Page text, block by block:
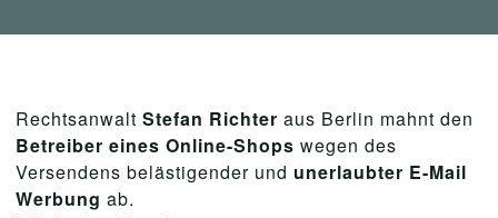
Rechtsanwalt Stefan Richter aus Berlin mahnt den
Betreiber eines Online-Shops wegen des
Versendens belästigender und unerlaubter E-Mail
Werbung ab.